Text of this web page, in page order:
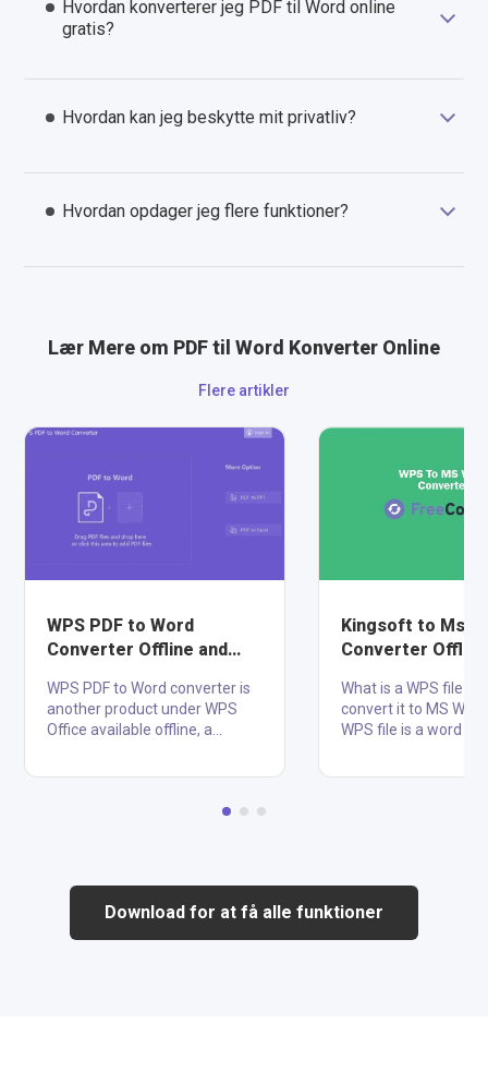
Hvordan konverterer jeg PDF til Word online
gratis?
Hvordan kan jeg beskytte mit privatliv?
Hvordan opdager jeg flere funktioner?
Lær Mere om PDF til Word Konverter Online
Flere artikler
WPS PDF to Word
Converter Offline and
WPS PDF to Word converter is
another product under WPS
Office available offline, a
in the WPS Office app and also
interface (clean, simple to
navigate, and it is easy to use)
is the main advantage of using
Kingsoft to Ms
Converter
What is a WPS file
convert it to MS
WPS file is a word
online file converter
viewer website. WPS
great tool and
Download for at få alle funktioner